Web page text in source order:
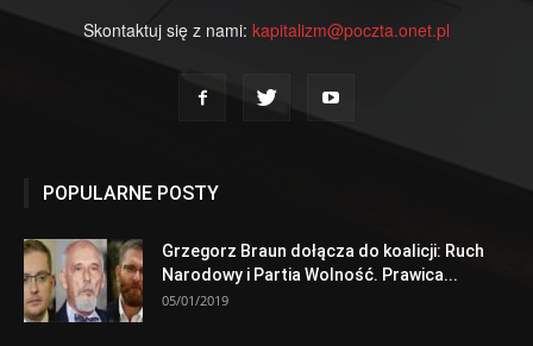
Skontaktuj się z nami: kapitalizm@poczta.onet.pl
POPULARNE POSTY
Grzegorz Braun dołącza do koalicji: Ruch
Narodowy i Partia Wolność. Prawica...
05/01/2019